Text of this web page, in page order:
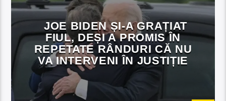
JOE BIDEN ȘI-A GRAȚIAT
FIUL, DEȘI A PROMIS ÎN
REPETATE RÂNDURI CĂ NU
VA INTERVENI ÎN JUSTIȚIE